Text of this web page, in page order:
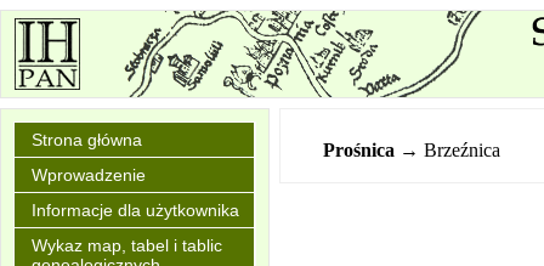
Strona główna
Wprowadzenie
Informacje dla użytkownika
Wykaz map, tabel i tablic
Prośnica → Brzeźnica